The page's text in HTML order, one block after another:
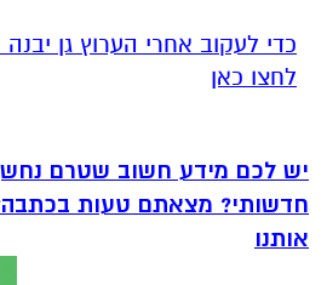
לחצו כאן
יש לכם מידע חשוב שטרם
חדשותי? מצאתם טעות
אותנו